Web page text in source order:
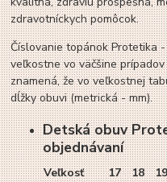
zdravotníckych pomôcok.
Číslovanie topánok Protetika
veľkostne vo väčšine
znamená, že vo veľkostnej
dĺžky obuvi (metrická - mm).
Detská obuv
objednávaní
Veľkosť 17 18 19